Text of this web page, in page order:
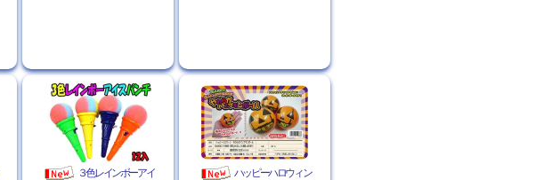
３色レインボーアイ
ハッピーハロウィン